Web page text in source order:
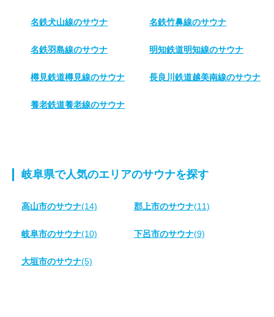
名鉄犬山線のサウナ 名鉄竹鼻線のサウナ
名鉄羽島線のサウナ 明知鉄道明知線のサウナ
樽見鉄道樽見線のサウナ 長良川鉄道越美南線のサウナ
養老鉄道養老線のサウナ
岐阜県で人気のエリアのサウナを探す
高山市のサウナ(14) 郡上市のサウナ(11)
岐阜市のサウナ(10) 下呂市のサウナ(9)
大垣市のサウナ(5)